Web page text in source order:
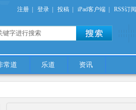
注册 登录 投稿 iPad客户端 RSS订阅
常道 乐道 资讯
moneydao.net/wp-